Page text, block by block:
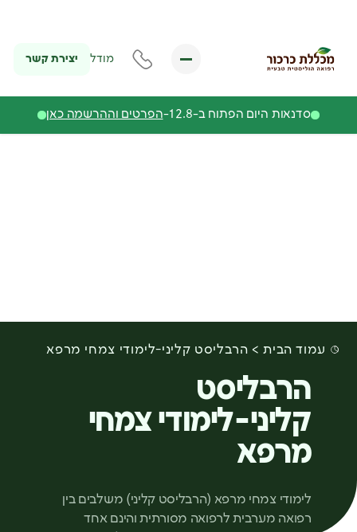
מודל יצירת קשר
סדנאות היום הפתוח ב-12.8- הפרטים וההרשמה כאן
עמוד הבית הרבליסט קליני-לימודי צמחי מרפא
הרבליסט
קליני-לימודי צמחי
מרפא
לימודי צמחי מרפא (הרבליסט קליני) משלבים בין
רפואה מערבית לרפואה מסורתית והינם אחד